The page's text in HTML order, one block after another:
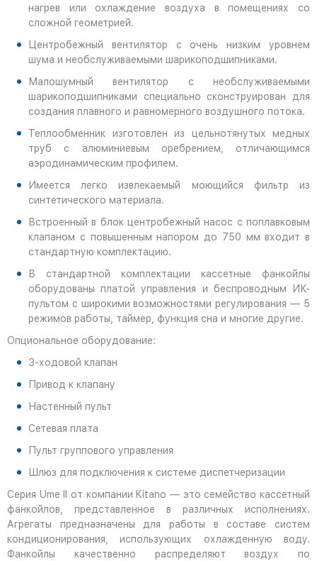
нагрев или охлаждение воздуха в помещениях со
сложной геометрией.
Центробежный вентилятор с очень низким уровнем
шума и необслуживаемыми шарикоподшипниками.
Малошумный вентилятор с необслуживаемыми
шарикоподшипниками специально сконструирован для
создания плавного и равномерного воздушного потока.
Теплообменник изготовлен из цельнотянутых медных
труб с алюминиевым оребрением, отличающимся
аэродинамическим профилем.
Имеется легко извлекаемый моющийся фильтр из
синтетического материала.
Встроенный в блок центробежный насос с поплавковым
клапаном с повышенным напором до 750 мм входит в
стандартную комплектацию.
В стандартной комплектации кассетные фанкойлы
оборудованы платой управления и беспроводным ИК-
пультом с широкими возможностями регулирования — 5
режимов работы, таймер, функция сна и многие другие.
Опциональное оборудование:
3-ходовой клапан
Привод к клапану
Настенный пульт
Сетевая плата
Пульт группового управления
Шлюз для подключения к системе диспетчеризации
Серия Ume II от компании Kitano — это семейство кассетный
фанкойлов, представленное в различных исполнениях.
Агрегаты предназначены для работы в составе систем
кондиционирования, использующих охлажденную воду.
Фанкойлы качественно распределяют воздух по